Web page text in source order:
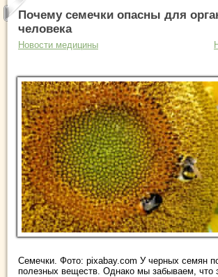
Почему семечки опасны для
человека
Новости медицины
Семечки. Фото: pixabay.com У черных семян
полезных веществ. Однако мы забываем, что